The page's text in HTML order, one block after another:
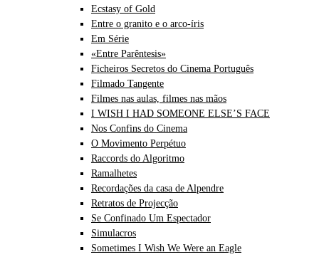
Ecstasy of Gold
Entre o granito e o arco-íris
Em Série
«Entre Parêntesis»
Ficheiros Secretos do Cinema Português
Filmado Tangente
Filmes nas aulas, filmes nas mãos
I WISH I HAD SOMEONE ELSE’S FACE
Nos Confins do Cinema
O Movimento Perpétuo
Raccords do Algoritmo
Ramalhetes
Recordações da casa de Alpendre
Retratos de Projecção
Se Confinado Um Espectador
Simulacros
Sometimes I Wish We Were an Eagle